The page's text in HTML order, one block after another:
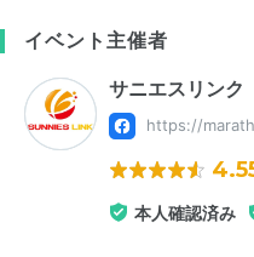
イベント主催者
サニエスリンク
https://
本人確認済み